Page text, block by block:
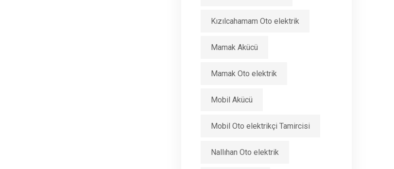
Kızılcahamam Oto elektrik
Mamak Akücü
Mamak Oto elektrik
Mobil Akücü
Mobil Oto elektrikçi Tamircisi
Nallıhan Oto elektrik